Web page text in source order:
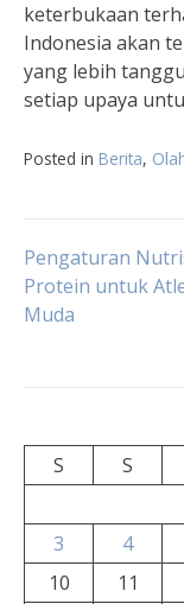
keterbukaan
Indonesia akan
yang lebih
setiap upaya
Posted in Berita,
pos
Pengaturan
Protein untuk
Muda
S
S
3
4
10
11